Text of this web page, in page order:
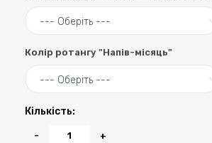
Колір ротангу "Напів-місяць"
Кількість:
- +